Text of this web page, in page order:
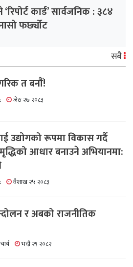
कार्ड’ सार्वजनिक : ३८४
फर्छ्योट
सबै
त बनाैं!
जेठ २७ २०८३
उद्योगको रूपमा विकास गर्दै
आधार बनाउने अभियानमा:
वैशाख २५ २०८३
र अबको राजनीतिक
भदौ २९ २०८२